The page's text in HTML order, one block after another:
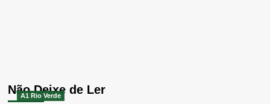
Não Deixe de Ler
A1 Rio Verde